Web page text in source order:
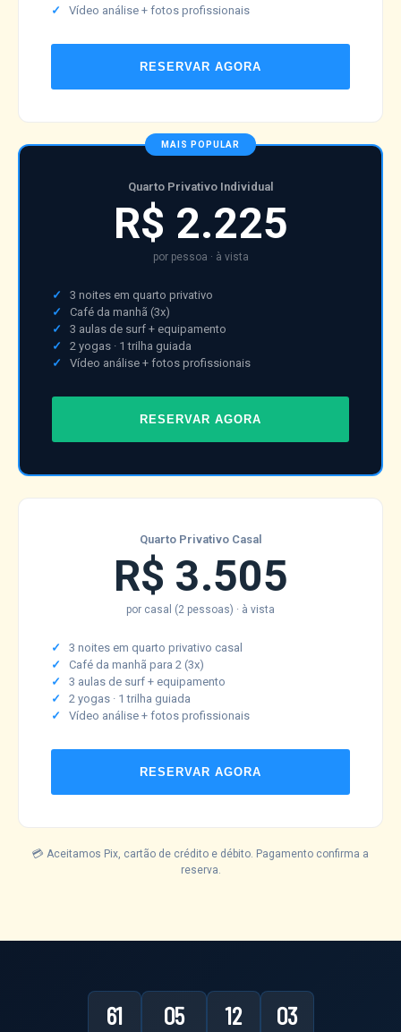
Vídeo análise + fotos profissionais
RESERVAR AGORA
MAIS POPULAR
Quarto Privativo Individual
R$ 2.225
por pessoa · à vista
3 noites em quarto privativo
Café da manhã (3x)
3 aulas de surf + equipamento
2 yogas · 1 trilha guiada
Vídeo análise + fotos profissionais
RESERVAR AGORA
Quarto Privativo Casal
R$ 3.505
por casal (2 pessoas) · à vista
3 noites em quarto privativo casal
Café da manhã para 2 (3x)
3 aulas de surf + equipamento
2 yogas · 1 trilha guiada
Vídeo análise + fotos profissionais
RESERVAR AGORA
💳 Aceitamos Pix, cartão de crédito e débito. Pagamento confirma a
reserva.
61 05 12 03